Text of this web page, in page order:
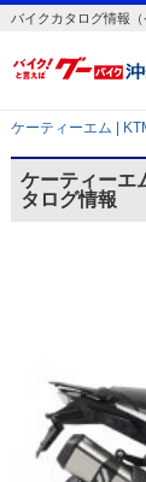
バイクカタログ情報
ケーティーエム |
ケーティーエ
タログ情報